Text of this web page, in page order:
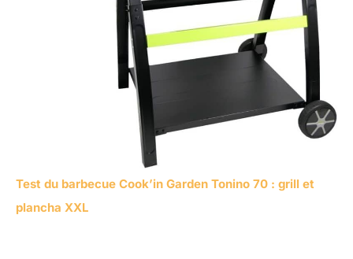
Test du barbecue Cook’in Garden Tonino 70 : grill et
plancha XXL